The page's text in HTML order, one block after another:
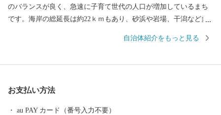
のバランスが良く、急速に子育て世代の人口が増加しているまち
です。海岸の総延長は約22ｋｍもあり、砂浜や岩場、干潟など多
島」宗像・沖ノ島と関連遺産群の一つである新原・奴山古墳群、
行きたい、住みたい、住み続けたい、福津の地場産品などを買い
たい、食べたいと思っていただくことを目指して、まちづくりを
自治体紹介をもっと見る
お支払い方法
au PAY カード（番号入力不要）